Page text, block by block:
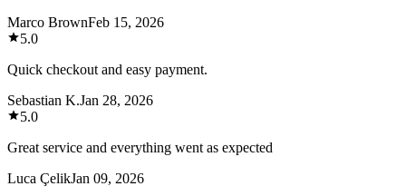
Marco BrownFeb 15, 2026
5.0
Quick checkout and easy payment.
Sebastian K.Jan 28, 2026
5.0
Great service and everything went as expected
Luca ÇelikJan 09, 2026